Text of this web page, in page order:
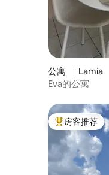
公寓 ｜ Lamia
Eva的公寓
热门「房客推
房客推荐